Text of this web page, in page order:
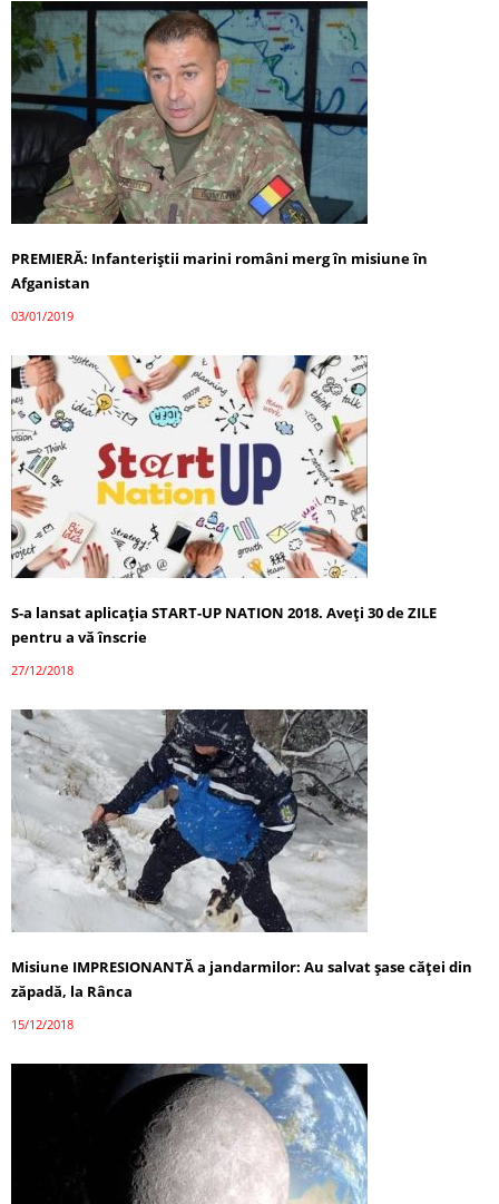
PREMIERĂ: Infanteriştii marini români merg în misiune în
Afganistan
03/01/2019
S-a lansat aplicația START-UP NATION 2018. Aveţi 30 de ZILE
pentru a vă înscrie
27/12/2018
Misiune IMPRESIONANTĂ a jandarmilor: Au salvat şase căţei din
zăpadă, la Rânca
15/12/2018